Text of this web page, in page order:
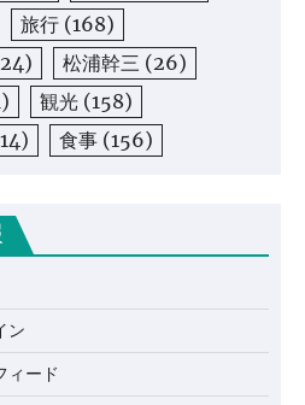
旅行 (168)
松浦幹三 (26)
観光 (158)
食事 (156)
ン
ィード